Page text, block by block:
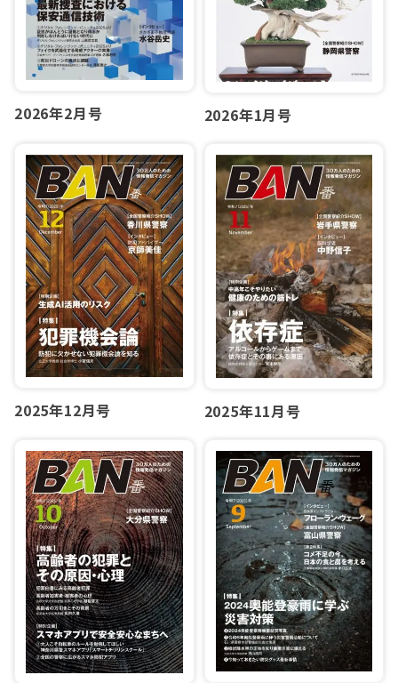
2026年2月号 2026年1月号
2025年12月号 2025年11月号